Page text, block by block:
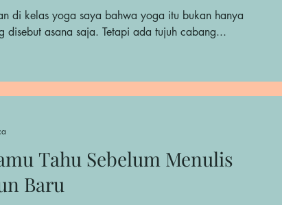
di kelas yoga saya bahwa yoga itu bukan hanya
disebut asana saja. Tetapi ada tujuh cabang...
Tahu Sebelum Menulis
Baru